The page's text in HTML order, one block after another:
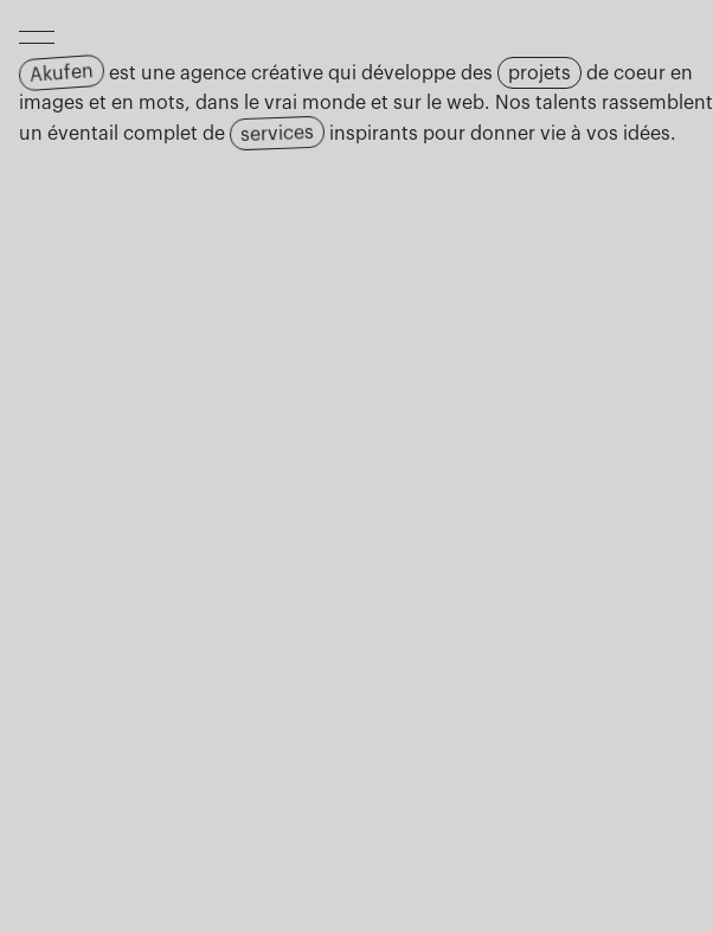
Akufen est une agence créative qui développe des projets
de coeur en
images et en mots, dans le vrai monde et sur le web. Nos talents rassemblent
un éventail complet de
services inspirants pour donner vie à vos idées.